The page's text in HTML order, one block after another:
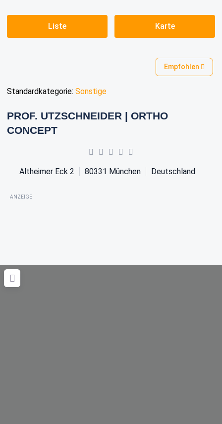
Liste Karte
Empfohlen
Standardkategorie: Sonstige
PROF. UTZSCHNEIDER | ORTHO
CONCEPT
Altheimer Eck 2 80331 München Deutschland
ANZEIGE